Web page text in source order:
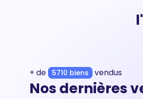
+ de 5710 biens vendus
Nos dernières